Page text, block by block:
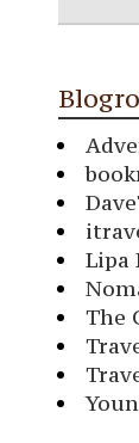
Lipa
The